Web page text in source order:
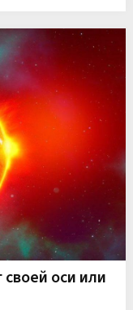
оси или